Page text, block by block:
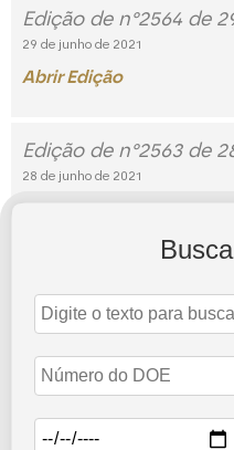
Edição de n°2564 de
29 de junho de 2021
Abrir Edição
Edição de n°2563 de
28 de junho de 2021
25 de junho de 2021
Abrir Edição
1 2